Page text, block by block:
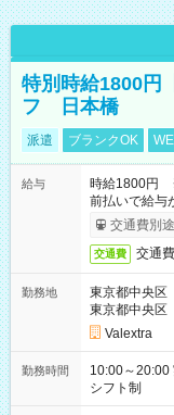
特別時給1800円
フ 日本橋
派遣 ブランクOK
給与
時給1800円
前払いで給与
交通費別
交通費 交通
勤務地
東京都中央区
東京都中央区
Valextra
勤務時間
10:00～20:00 実働7.5時間／休憩1.5時間 営業時間に合わせた
シフト制